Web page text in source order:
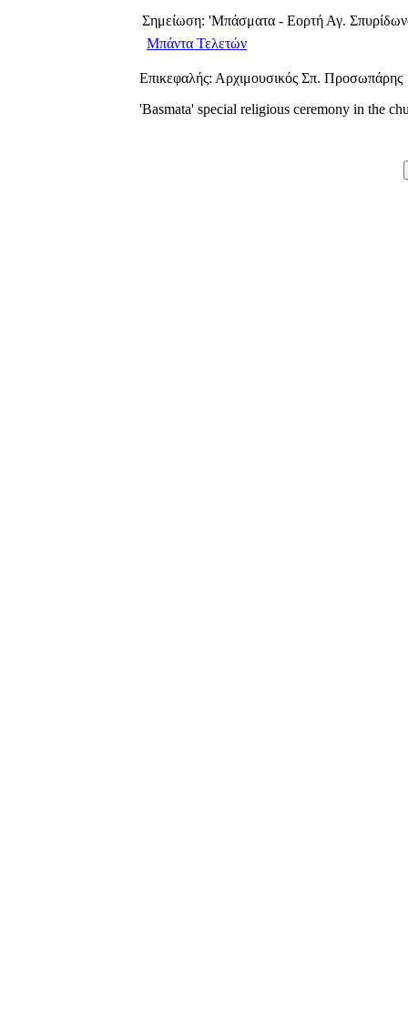
Σημείωση: 'Μπάσματα - Εορτή Αγ.
Μπάντα Τελετών
Επικεφαλής: Αρχιμουσικός Σπ. Προσωπάρης
'Basmata' special religious ceremony in the